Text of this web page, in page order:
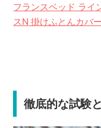
フランスベッド ライ
スN 掛けふとんカバー
徹底的な試験